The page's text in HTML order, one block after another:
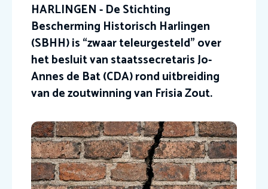
HARLINGEN - De Stichting
Bescherming Historisch Harlingen
(SBHH) is “zwaar teleurgesteld” over
het besluit van staatssecretaris Jo-
Annes de Bat (CDA) rond uitbreiding
van de zoutwinning van Frisia Zout.